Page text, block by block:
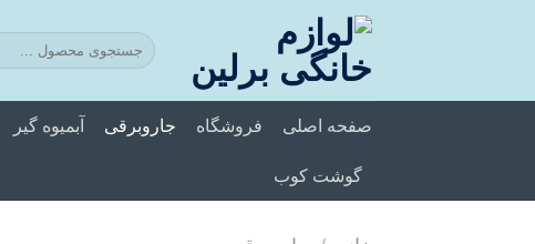
صفحه اصلی فروشگاه جاروبرقی آبمیوه گیر
گوشت کوب